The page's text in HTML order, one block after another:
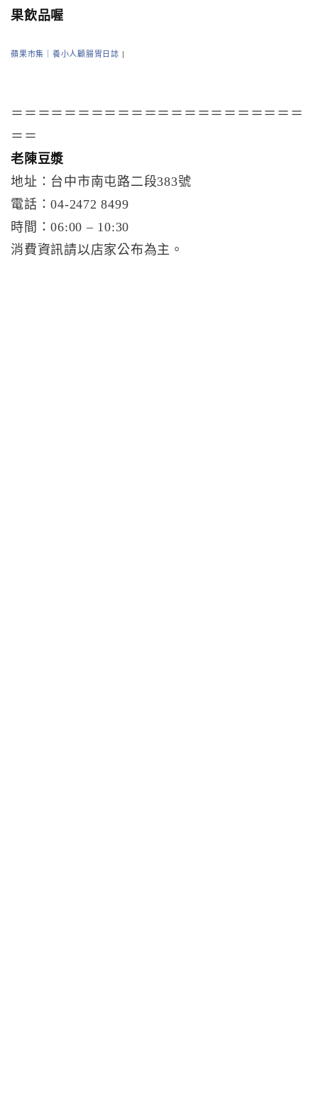
果飲品喔
蘋果市集｜養小人顧腸胃日誌 |
＝＝＝＝＝＝＝＝＝＝＝＝＝＝＝＝＝＝＝＝＝＝
＝＝
老陳豆漿
地址：台中市南屯路二段383號
電話：04-2472 8499
時間：06:00 – 10:30
消費資訊請以店家公布為主。